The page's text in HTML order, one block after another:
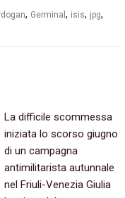
, Germinal, isis, jpg,
La difficile scommessa
iniziata lo scorso giugno
di un campagna
antimilitarista autunnale
nel Friuli-Venezia Giulia